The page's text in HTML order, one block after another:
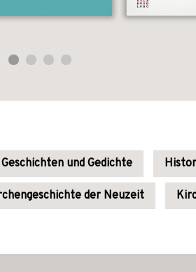
Geschichten und Gedichte
der Neuzeit